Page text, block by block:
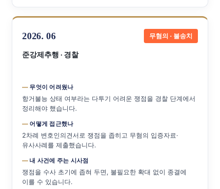
2026. 06 무혐의 · 불송치
준강제추행 · 경찰
무엇이 어려웠나
항거불능 상태 여부라는 다투기 어려운 쟁점을 경찰 단계에서
정리해야 했습니다.
어떻게 접근했나
2차례 변호인의견서로 쟁점을 좁히고 무혐의 입증자료·
유사사례를 제출했습니다.
내 사건에 주는 시사점
쟁점을 수사 초기에 좁혀 두면, 불필요한 확대 없이 종결에
이를 수 있습니다.